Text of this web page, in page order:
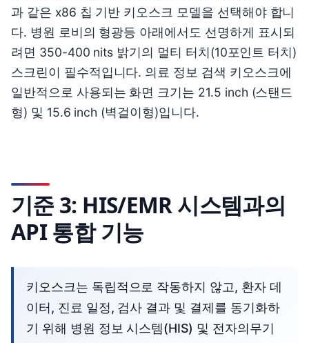
과 같은 x86 칩 기반 키오스크 모델을 선택해야 합니
다. 병원 로비의 형광등 아래에서도 선명하게 표시되
려면 350-400 nits 밝기의 멀티 터치(10포인트 터치)
스크린이 필수적입니다. 의료 정보 검색 키오스크에
일반적으로 사용되는 화면 크기는 21.5 inch (스탠드
형) 및 15.6 inch (벽걸이형)입니다.
기준 3: HIS/EMR 시스템과의
API 통합 기능
키오스크는 독립적으로 작동하지 않고, 환자 데
이터, 진료 일정, 검사 결과 및 결제를 동기화하
기 위해 병원 정보 시스템(HIS) 및 전자의무기